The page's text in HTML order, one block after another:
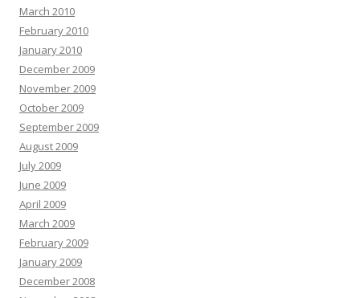
March 2010
February 2010
January 2010
December 2009
November 2009
October 2009
September 2009
August 2009
July 2009
June 2009
April 2009
March 2009
February 2009
January 2009
December 2008